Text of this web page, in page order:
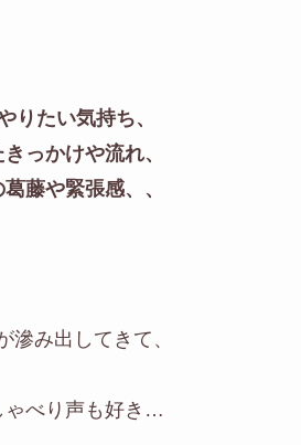
りたい気持ち、
っかけや流れ、
藤や緊張感、、
滲み出してきて、
ゃべり声も好き…